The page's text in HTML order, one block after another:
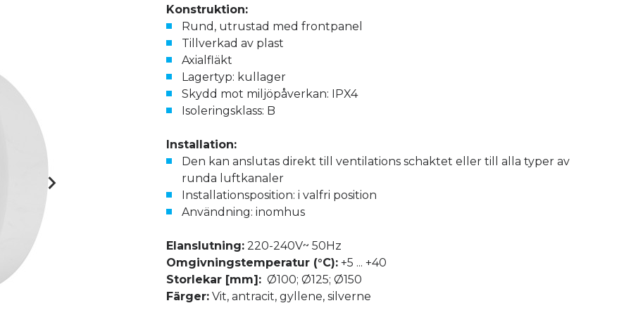
Konstruktion:
Rund, utrustad med frontpanel
Tillverkad av plast
Axialfläkt
Lagertyp: kullager
Skydd mot miljöpåverkan: IPX4
Isoleringsklass: B
Installation:
Den kan anslutas direkt till ventilations schaktet eller till alla typer av
runda luftkanaler
Installationsposition: i valfri position
Användning: inomhus
Elanslutning: 220-240V~ 50Hz
Omgivningstemperatur (°C): +5 ... +40
Storlekar [mm]: Ø100; Ø125; Ø150
Färger: Vit, antracit, gyllene, silverne